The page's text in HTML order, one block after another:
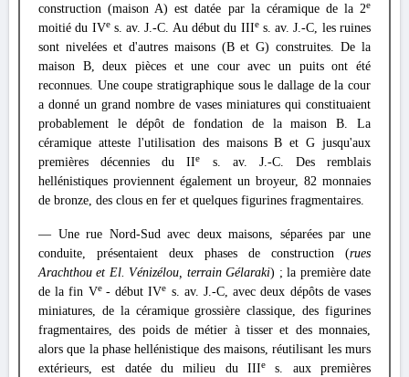
construction (maison A) est datée par la céramique de la 2e
moitié du IVes. av. J.-C. Au début du IIIes. av. J.-C, les ruines
sont nivelées et d'autres maisons (B et G) construites. De la
maison B, deux pièces et une cour avec un puits ont été
reconnues. Une coupe stratigraphique sous le dallage de la cour
a donné un grand nombre de vases miniatures qui constituaient
probablement le dépôt de fondation de la maison B. La
céramique atteste l'utilisation des maisons B et G jusqu'aux
premières décennies du IIe
s. av. J.-C. Des remblais
hellénistiques proviennent également un broyeur, 82 monnaies
de bronze, des clous en fer et quelques figurines fragmentaires.
— Une rue Nord-Sud avec deux maisons, séparées par une
conduite, présentaient deux phases de construction (rues
Arachthou et El. Vénizélou, terrain Gélaraki) ; la première date
de la fin Ve - début IVe s. av. J.-C, avec deux dépôts de vases
miniatures, de la céramique grossière classique, des figurines
fragmentaires, des poids de métier à tisser et des monnaies,
alors que la phase hellénistique des maisons, réutilisant les murs
extérieurs, est datée du milieu du IIIe
s. aux premières